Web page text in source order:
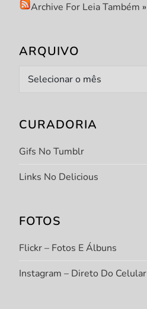
Archive For Leia Também »
ARQUIVO
Arquivo
CURADORIA
Gifs No Tumblr
Links No Delicious
FOTOS
Flickr – Fotos E Álbuns
Instagram – Direto Do Celular